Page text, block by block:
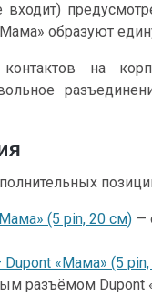
образуют
на
(5 pin, 20 см) —
«Мама» (5
разъёмом Dupont